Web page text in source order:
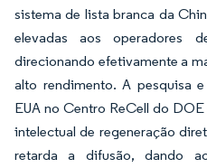
sistema de lista branca da
elevadas aos operadores
direcionando efetivamente a
alto rendimento. A pesquisa
EUA no Centro ReCell do
intelectual de regeneração
retarda a difusão, dando